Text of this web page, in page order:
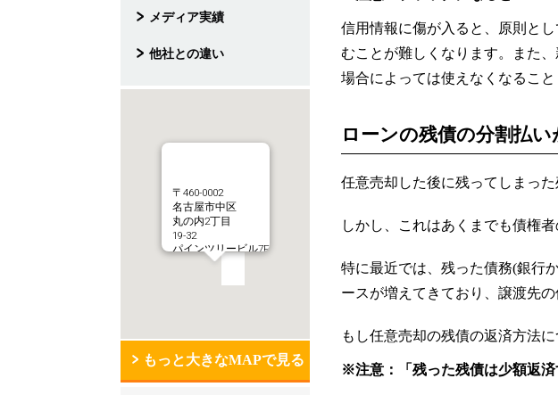
メディア実績
他社との違い
〒460-0002
名古屋市中区
丸の内2丁目
19-32
パインツリービル7F
もっと大きなMAPで見る
信用情報に傷が入ると、原則と
むことが難しくなります。また
場合によっては使えなくなるこ
ローンの残債の分割払
任意売却した後に残ってしまっ
しかし、これはあくまでも債権
特に最近では、残った債務(銀行
ースが増えてきており、譲渡先
もし任意売却の残債の返済方法
※注意：「残った残債は少額返済